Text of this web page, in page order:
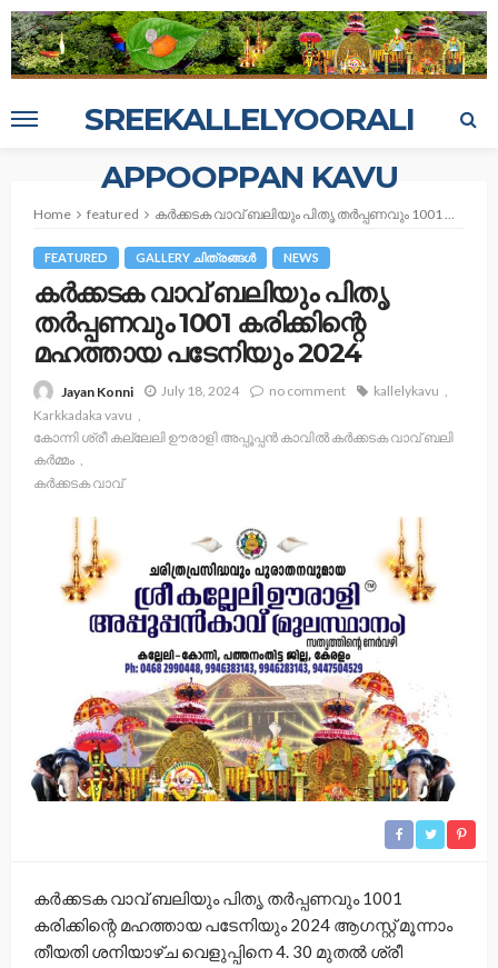
SREEKALLELYOORALI
APPOOPPAN KAVU
Home featured കർക്കടക വാവ് ബലിയും പിതൃ തർപ്പണവും 1001 കരിക്കിന്റെ മഹത്തായ പടേനിയും 2024
FEATURED GALLERY ചിത്രങ്ങള്‍ NEWS
കർക്കടക വാവ് ബലിയും പിതൃ
തർപ്പണവും 1001 കരിക്കിന്റെ
മഹത്തായ പടേനിയും 2024
Jayan Konni July 18, 2024 no comment
kallelykavu
Karkkadaka vavu
കോന്നി ശ്രീ കല്ലേലി ഊരാളി അപ്പൂപ്പൻ കാവിൽ കർക്കടക വാവ് ബലി
കർമ്മം
കർക്കടക വാവ്
കർക്കടക വാവ് ബലിയും പിതൃ തർപ്പണവും 1001
കരിക്കിന്റെ മഹത്തായ പടേനിയും 2024 ആഗസ്റ്റ് മൂന്നാം
തീയതി ശനിയാഴ്ച വെളുപ്പിനെ 4. 30 മുതൽ ശ്രീ